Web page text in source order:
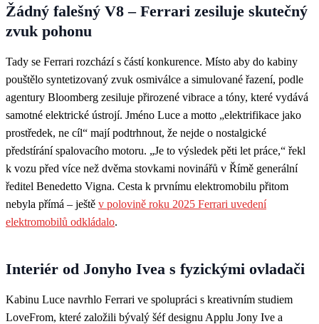
Žádný falešný V8 – Ferrari zesiluje skutečný
zvuk pohonu
Tady se Ferrari rozchází s částí konkurence. Místo aby do kabiny
pouštělo syntetizovaný zvuk osmiválce a simulované řazení, podle
agentury Bloomberg zesiluje přirozené vibrace a tóny, které vydává
samotné elektrické ústrojí. Jméno Luce a motto „elektrifikace jako
prostředek, ne cíl“ mají podtrhnout, že nejde o nostalgické
předstírání spalovacího motoru. „Je to výsledek pěti let práce,“ řekl
k vozu před více než dvěma stovkami novinářů v Římě generální
ředitel Benedetto Vigna. Cesta k prvnímu elektromobilu přitom
nebyla přímá – ještě v polovině roku 2025 Ferrari uvedení
elektromobilů odkládalo.
Interiér od Jonyho Ivea s fyzickými ovladači
Kabinu Luce navrhlo Ferrari ve spolupráci s kreativním studiem
LoveFrom, které založili bývalý šéf designu Applu Jony Ive a